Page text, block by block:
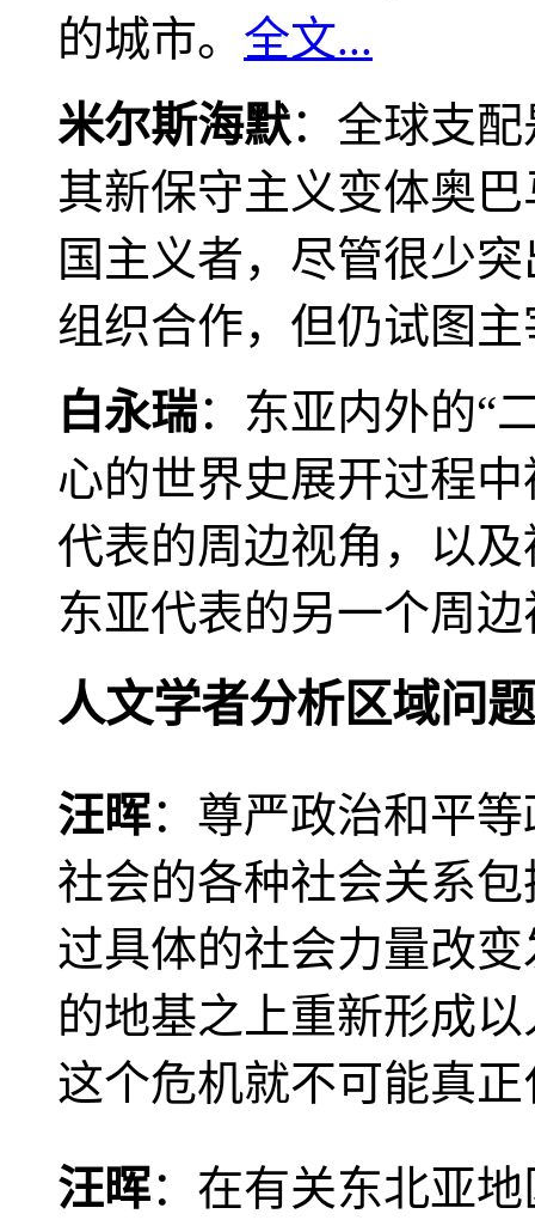
的城市。 全文...
米尔斯海默：全球支
其新保守主义变体奥
国主义者，尽管很少
组织合作，但仍试图
白永瑞：东亚内外的“
心的世界史展开过程
代表的周边视角，以
东亚代表的另一个周
人文学者分析区域问题
汪晖：尊严政治和平
社会的各种社会关系
过具体的社会力量改
的地基之上重新形成
这个危机就不可能真
汪晖：在有关东北亚